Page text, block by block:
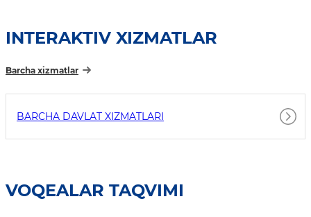
INTERAKTIV XIZMATLAR
Barcha xizmatlar
BARCHA DAVLAT XIZMATLARI
VOQEALAR TAQVIMI